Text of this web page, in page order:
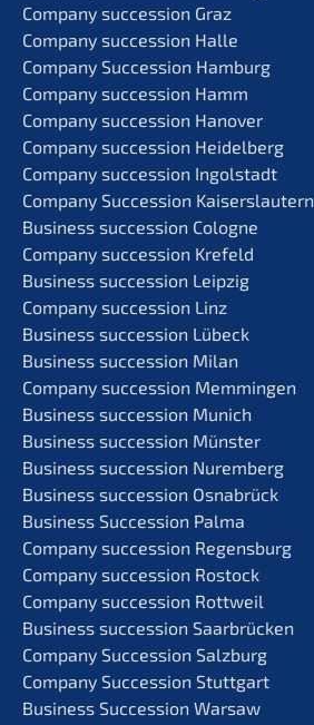
Compa­ny succes­si­on Graz
Compa­ny succes­si­on Halle
Compa­ny Succes­si­on Hamburg
Compa­ny succes­si­on Hamm
Compa­ny succes­si­on Hanover
Compa­ny succes­si­on Heidelberg
Compa­ny succes­si­on Ingolstadt
Compa­ny Succes­si­on Kaiserslautern
Business succes­si­on Cologne
Compa­ny succes­si­on Krefeld
Business succes­si­on Leipzig
Compa­ny succes­si­on Linz
Business succes­si­on Lübeck
Business succes­si­on Milan
Compa­ny succes­si­on Memmingen
Business succes­si­on Munich
Business succes­si­on Münster
Business succes­si­on Nuremberg
Business succes­si­on Osnabrück
Business Succes­si­on Palma
Compa­ny succes­si­on Regensburg
Compa­ny succes­si­on Rostock
Compa­ny succes­si­on Rottweil
Business succes­si­on Saarbrücken
Compa­ny Succes­si­on Salzburg
Compa­ny Succes­si­on Stuttgart
Business Succes­si­on Warsaw